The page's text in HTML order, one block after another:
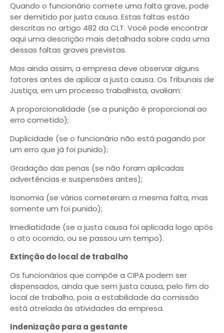
Quando o funcionário comete uma falta grave, pode
ser demitido por justa causa. Estas faltas estão
descritas no artigo 482 da CLT. Você pode encontrar
aqui uma descrição mais detalhada sobre cada uma
dessas faltas graves previstas.
Mas ainda assim, a empresa deve observar alguns
fatores antes de aplicar a justa causa. Os Tribunais de
Justiça, em um processo trabalhista, avaliam:
A proporcionalidade (se a punição é proporcional ao
erro cometido);
Duplicidade (se o funcionário não está pagando por
um erro que já foi punido);
Gradação das penas (se não foram aplicadas
advertências e suspensões antes);
Isonomia (se vários cometeram a mesma falta, mas
somente um foi punido);
Imediatidade (se a justa causa foi aplicada logo após
o ato ocorrido, ou se passou um tempo).
Extinção do local de trabalho
Os funcionários que compõe a CIPA podem ser
dispensados, ainda que sem justa causa, pelo fim do
local de trabalho, pois a estabilidade da comissão
está atrelada às atividades da empresa.
Indenização para a gestante